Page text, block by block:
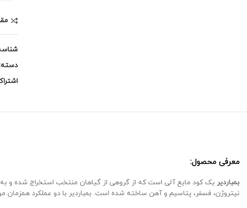
دسته:
معرفی محصول:
بمباردیر یک کود مایع آلی است که از گروهی از گیاهان منتخب استخراج شده و
نیتروژن، فسفر، پتاسیم و آهن ساخته شده است. بمباردیر با دو عملکرد